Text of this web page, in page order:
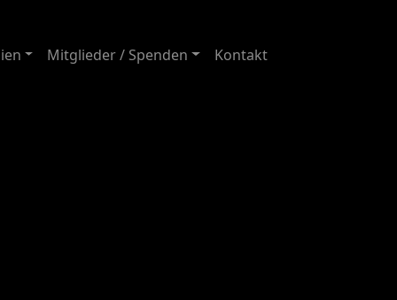
Mitglieder / Spenden Kontakt